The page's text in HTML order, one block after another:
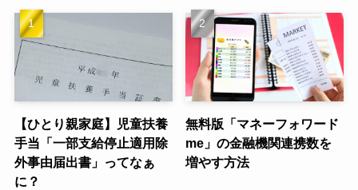
【ひとり親家庭】児童扶養
手当「一部支給停止適用除
外事由届出書」ってなぁ
に？
無料版「マネーフォワード
me」の金融機関連携数を
増やす方法